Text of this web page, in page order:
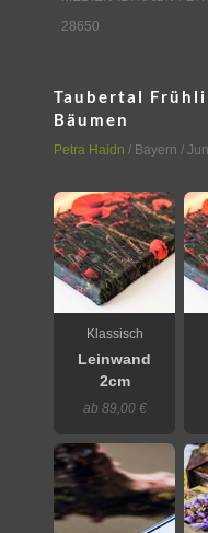
28650
Taubertal
Bäumen
Petra Haidn / Bayern /
Klassisch
Leinwand
2cm
ab 89,00 €